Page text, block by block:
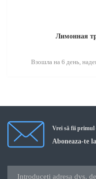
Лимонная
Взошла на 6 день,
Vrei să fii primul
Aboneaza-te